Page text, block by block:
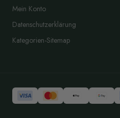
Mein Konto
Datenschutzerklärung
Kategorien-Sitemap